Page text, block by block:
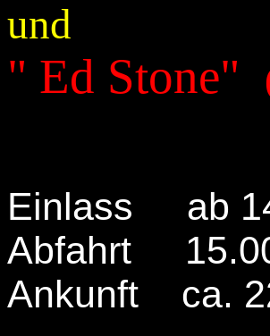
und
" Ed Stone"
Einlass ab
Abfahrt
Ankunft ca.